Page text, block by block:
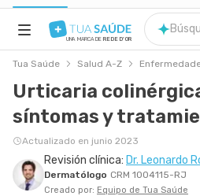
NUTRICIÓN
EMBARAZO
UNA MARCA DE REDE D'OR
Tua Saúde Salud A-Z
Urticaria
síntomas y
Actualizado en junio 2023
Revisión clínica: Dr. Leonardo
Dermatólogo CRM 1004115-RJ
Creado por: Equipo de Tua Saúde